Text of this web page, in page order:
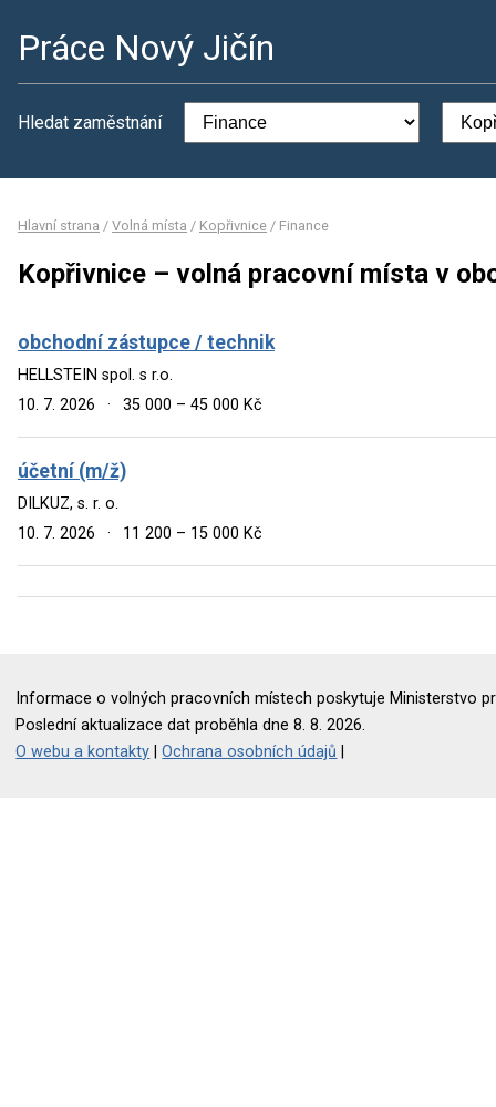
Práce Nový Jičín
Hledat zaměstnání
Hlavní strana / Volná místa / Kopřivnice / Finance
Kopřivnice – volná pracovní místa v
obchodní zástupce / technik
HELLSTEIN spol. s r.o.
10. 7. 2026
· 35 000 – 45 000 Kč
účetní (m/ž)
DILKUZ, s. r. o.
10. 7. 2026
· 11 200 – 15 000 Kč
Informace o volných pracovních místech poskytuje Ministerstvo
Poslední aktualizace dat proběhla dne 8. 8. 2026.
O webu a kontakty |Ochrana osobních údajů